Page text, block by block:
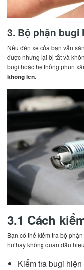
3. Bộ phận bugi
Nếu đèn xe của bạn vẫn
được nhưng lại bị tắt và
bugi hoặc hệ thống phun
không lên.
3.1 Cách
Bạn có thể kiểm tra bộ
hư hay không quan dấu
Kiểm tra bugi